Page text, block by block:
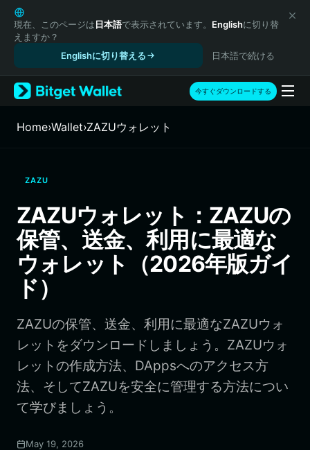
English
日本語
Tiếng Việt
Español (Latinoamérica)
Türkçe
Français
繁體中文
Bahasa Indonesia
ภาษาไทย
हिन्दी
Español
Português (Brasil)
現在、このページは日本語で表示されています。 Englishに切り替
えますか？
Englishに切り替える
日本語で続ける
今すぐダウンロードする
Home›Wallet›ZAZUウォレット
ZAZU
ZAZUウォレット：ZAZUの
保管、送金、利用に最適な
ウォレット（2026年版ガイ
ド）
ZAZUの保管、送金、利用に最適なZAZUウォ
レットをダウンロードしましょう。ZAZUウォ
レットの作成方法、DAppsへのアクセス方
法、そしてZAZUを安全に管理する方法につい
て学びましょう。
May 19, 2026